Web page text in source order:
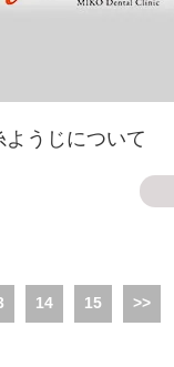
うじについて
14 15 >>